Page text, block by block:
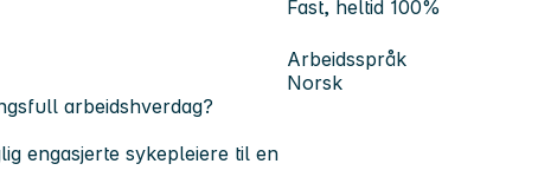
Fast, heltid 100%
Arbeidsspråk
Norsk
arbeidshverdag?
engasjerte sykepleiere til en